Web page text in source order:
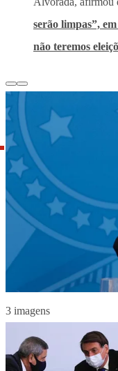
serão limpas”,
não teremos
3 imagens